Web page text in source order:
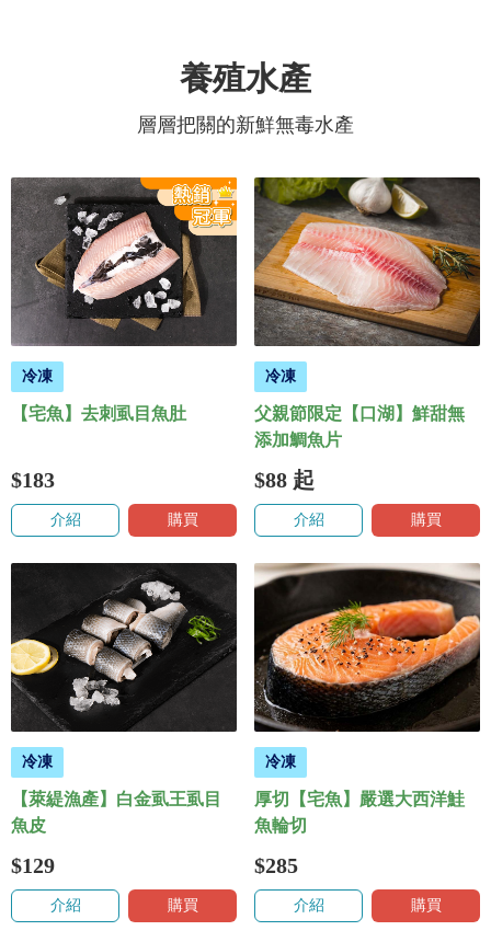
養殖水產
層層把關的新鮮無毒水產
冷凍
【宅魚】去刺虱目魚肚
$183
介紹 購買
冷凍
父親節限定【口湖】鮮甜無
添加鯛魚片
$88 起
介紹 購買
冷凍
【萊緹漁產】白金虱王虱目
魚皮
$129
介紹 購買
冷凍
厚切【宅魚】嚴選大西洋鮭
魚輪切
$285
介紹 購買